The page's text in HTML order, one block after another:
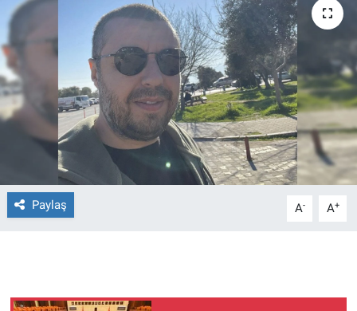
Paylaş A- A+
Ekonomi
Forum
Gerçeğin İzinde
Gün Başlıyor
Gün Bitiyor
Gündem Özel